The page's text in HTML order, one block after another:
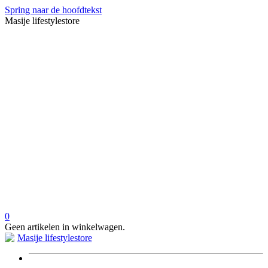
Spring naar de hoofdtekst
Masije lifestylestore
0
Geen artikelen in winkelwagen.